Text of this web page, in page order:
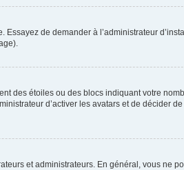
de demander à l’administrateur
des étoiles ou des blocs indiquant votre
d’activer les avatars et de décider
et administrateurs. En général, vous ne